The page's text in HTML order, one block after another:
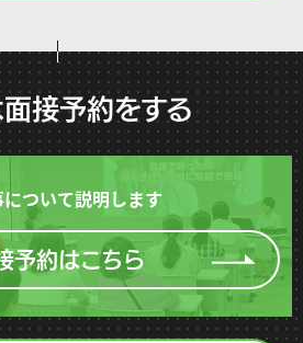
接予約をする
ついて説明します
予約はこちら